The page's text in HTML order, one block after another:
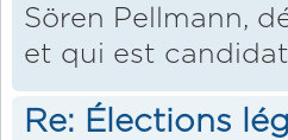
Sören Pellmann,
et qui est
Re: Élections